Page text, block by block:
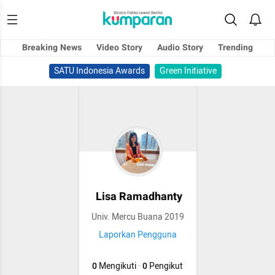
Breaking News Video Story Audio Story
Trending
SATU Indonesia Awards
Green Initiative
Lisa Ramadhanty
Univ. Mercu Buana 2019
Laporkan Pengguna
0Mengikuti·0Pengikut